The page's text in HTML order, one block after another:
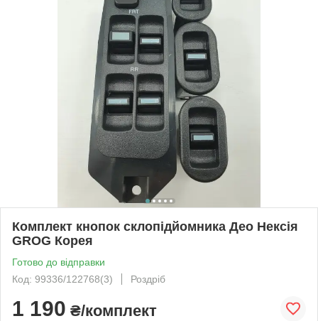
Комплект кнопок склопідйомника Део Нексія
GROG Корея
Готово до відправки
Код: 99336/122768(3)
Роздріб
1 190 ₴/комплект